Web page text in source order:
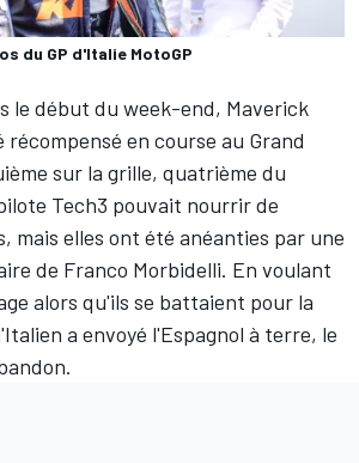
du GP d'Italie MotoGP
le début du week-end, Maverick
récompensé en course au Grand
sur la grille, quatrième du
Tech3 pouvait nourrir de
mais elles ont été anéanties par une
de Franco Morbidelli. En voulant
alors qu'ils se battaient pour la
a envoyé l'Espagnol à terre, le